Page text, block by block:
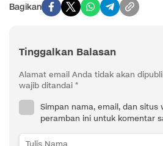
Bagikan
Tinggalkan Balasan
Alamat email Anda tidak akan
wajib ditandai *
Simpan nama, email, dan situs
peramban ini untuk komentar